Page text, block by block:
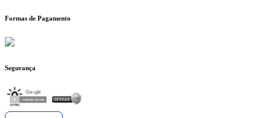
Formas de Pagamento
Segurança